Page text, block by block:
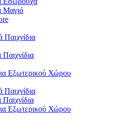
Μαγιό
Παιχνίδια
Εξωτερικού Χώρου
Παιχνίδια
Εξωτερικού Χώρου